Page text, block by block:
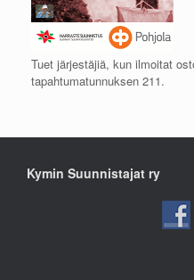
Tuet järjestäjiä, kun ilmoitat
tapahtumatunnuksen 211.
Kymin Suunnistajat ry